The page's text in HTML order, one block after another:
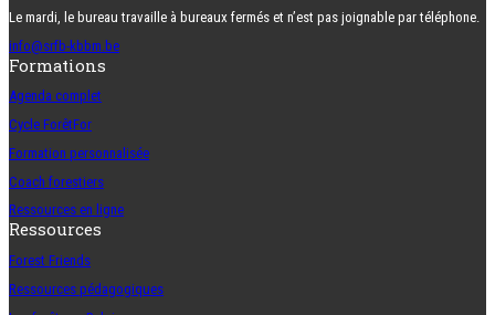
Le mardi, le bureau travaille à bureaux fermés et n’est pas joignable par téléphone.
info@srfb-kbbm.be
Formations
Agenda complet
Cycle ForêtFor
Formation personnalisée
Coach forestiers
Ressources en ligne
Ressources
Forest Friends
Ressources pédagogiques